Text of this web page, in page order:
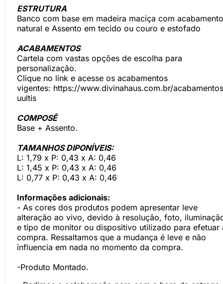
ESTRUTURA
Banco com base em madeira maciça com acabamento
natural e Assento em tecido ou couro e estofado
ACABAMENTOS
Cartela com vastas opções de escolha para
personalização.
Clique no link e acesse os acabamentos
vigentes: https://www.divinahaus.com.br/
uultis
COMPOSÊ
Base + Assento.
TAMANHOS DIPONÍVEIS:
L: 1,79 x P: 0,43 x A: 0,46
L: 1,45 x P: 0,43 x A: 0,46
L: 0,77 x P: 0,43 x A: 0,46
Informações adicionais:
- As cores dos produtos podem apresentar leve
alteração ao vivo, devido à resolução, foto,
e tipo de monitor ou dispositivo utilizado para efetuar
compra. Ressaltamos que a mudança é leve e não
influencia em nada no momento da compra.
-Produto Montado.